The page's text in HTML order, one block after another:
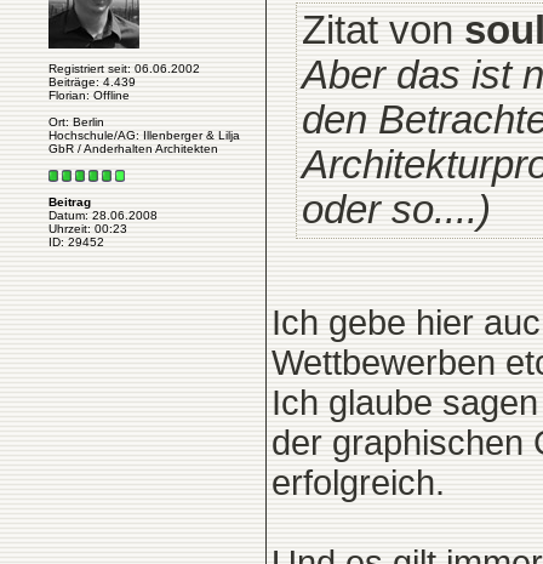
Registriert seit: 06.06.2002
Beiträge: 4.439
Florian: Offline
Ort: Berlin
Hochschule/AG: Illenberger & Lilja
GbR / Anderhalten Architekten
Beitrag
Datum: 28.06.2008
Uhrzeit: 00:23
ID: 29452
Zitat von
Aber das ist
den
oder so....)
Ich gebe hier
Wettbewerben
Ich glaube
der graphischen
erfolgreich.